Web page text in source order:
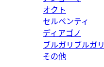
オクト
セルペンティ
ディアゴノ
ブルガリブルガリ
その他